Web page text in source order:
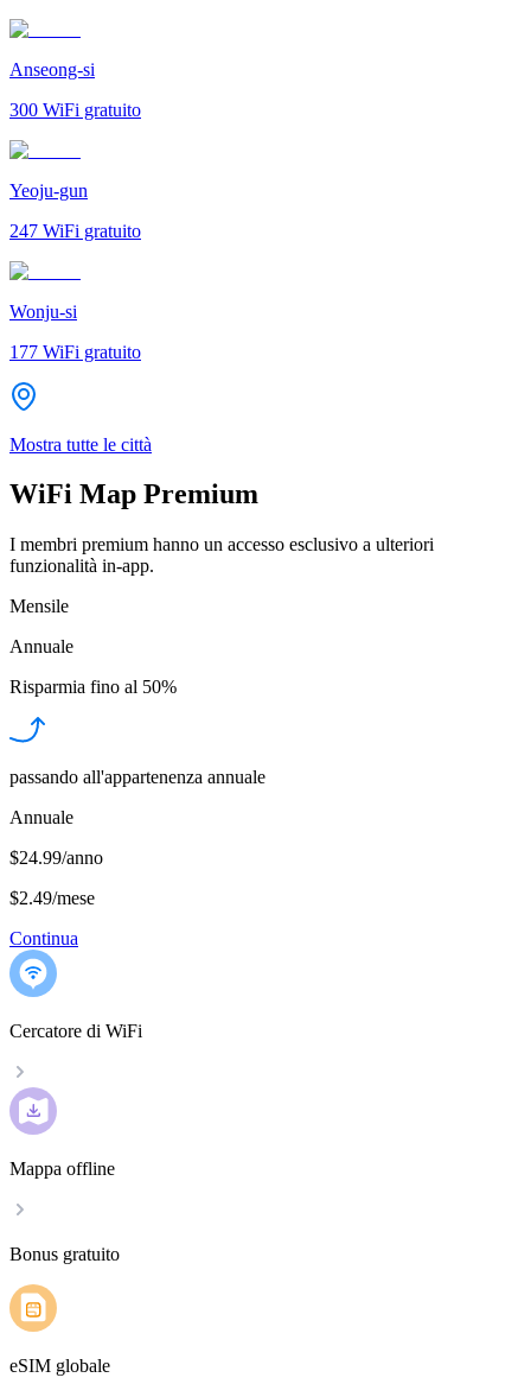
Anseong-si
300 WiFi gratuito
Yeoju-gun
247 WiFi gratuito
Wonju-si
177 WiFi gratuito
Mostra tutte le città
WiFi Map Premium
I membri premium hanno un accesso esclusivo a ulteriori
funzionalità in-app.
Mensile
Annuale
Risparmia fino al 50%
passando all'appartenenza annuale
Annuale
$24.99/anno
$2.49/mese
Continua
Cercatore di WiFi
Mappa offline
Bonus gratuito
eSIM globale